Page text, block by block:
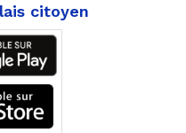
citoyen